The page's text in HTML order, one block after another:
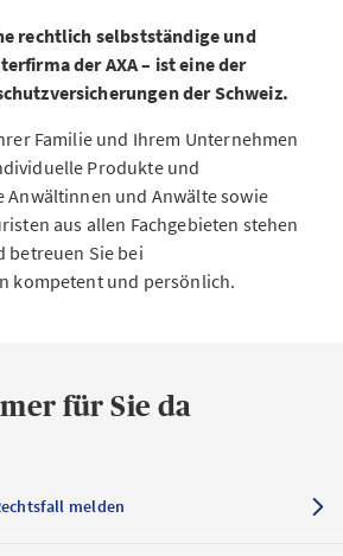
rechtlich selbstständige und
der AXA – ist eine der
der Schweiz.
Familie und Ihrem Unternehmen
Produkte und
Anwältinnen und Anwälte sowie
aus allen Fachgebieten stehen
betreuen Sie bei
kompetent und persönlich.
für Sie da
melden